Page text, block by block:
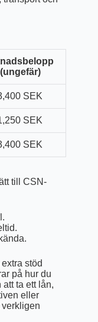
(ungefär)
SEK
SEK
SEK
till CSN-
stöd
på hur du
ta ett lån,
eller
verkligen